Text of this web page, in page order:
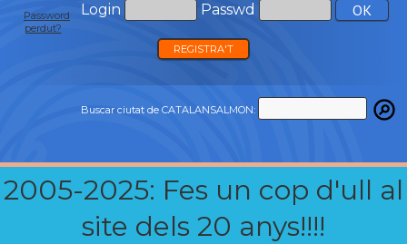
Login Passwd
Password
perdut?
REGISTRA'T
Buscar ciutat de CATALANSALMON:
2005-2025: Fes un cop d'ull al
site dels 20 anys!!!!